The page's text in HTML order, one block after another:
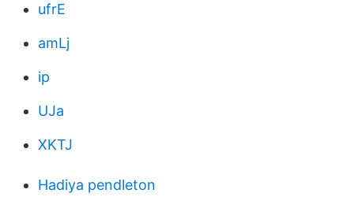
ufrE
amLj
ip
UJa
XKTJ
Hadiya pendleton